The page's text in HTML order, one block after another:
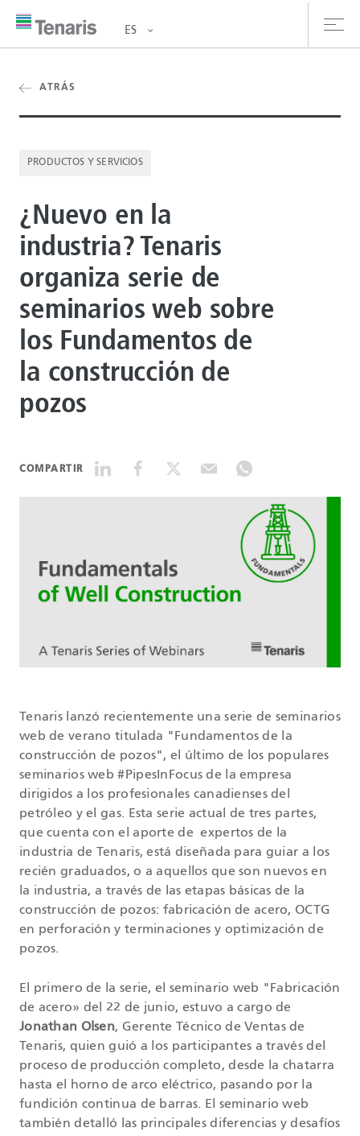
y Servicios
de prensa
ES
ATRÁS
PRODUCTOS Y SERVICIOS
¿Nuevo en la
industria? Tenaris
organiza serie de
seminarios web sobre
los Fundamentos de
la construcción de
pozos
COMPARTIR
Tenaris lanzó recientemente una serie de seminarios
web de verano titulada "Fundamentos de la
construcción de pozos", el último de los populares
seminarios web #PipesInFocus de la empresa
dirigidos a los profesionales canadienses del
petróleo y el gas. Esta serie actual de tres partes,
que cuenta con el aporte de expertos de la
industria de Tenaris, está diseñada para guiar a los
recién graduados, o a aquellos que son nuevos en
la industria, a través de las etapas básicas de la
construcción de pozos: fabricación de acero, OCTG
en perforación y terminaciones y optimización de
pozos.
El primero de la serie, el seminario web "Fabricación
de acero» del 22 de junio, estuvo a cargo de
Jonathan Olsen, Gerente Técnico de Ventas de
Tenaris, quien guió a los participantes a través del
proceso de producción completo, desde la chatarra
hasta el horno de arco eléctrico, pasando por la
fundición continua de barras. El seminario web
también detalló las principales diferencias y desafíos